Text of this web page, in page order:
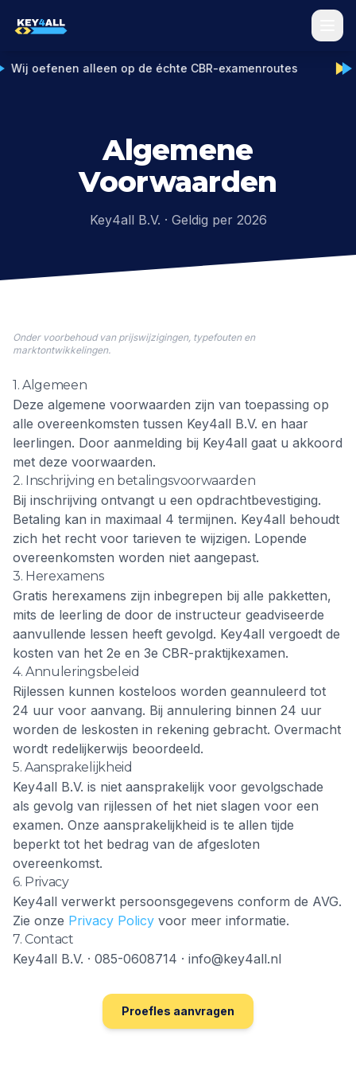
Lespakketten
Tips & Tricks
Wij oefenen alleen op de échte CBR-examenroutes
Algemene
Voorwaarden
Key4all B.V. · Geldig per 2026
Onder voorbehoud van prijswijzigingen, typefouten en
marktontwikkelingen.
1. Algemeen
Deze algemene voorwaarden zijn van toepassing op
alle overeenkomsten tussen Key4all B.V. en haar
leerlingen. Door aanmelding bij Key4all gaat u akkoord
met deze voorwaarden.
2. Inschrijving en betalingsvoorwaarden
Bij inschrijving ontvangt u een opdrachtbevestiging.
Betaling kan in maximaal 4 termijnen. Key4all behoudt
zich het recht voor tarieven te wijzigen. Lopende
overeenkomsten worden niet aangepast.
3. Herexamens
Gratis herexamens zijn inbegrepen bij alle pakketten,
mits de leerling de door de instructeur geadviseerde
aanvullende lessen heeft gevolgd. Key4all vergoedt de
kosten van het 2e en 3e CBR-praktijkexamen.
4. Annuleringsbeleid
Rijlessen kunnen kosteloos worden geannuleerd tot
24 uur voor aanvang. Bij annulering binnen 24 uur
worden de leskosten in rekening gebracht. Overmacht
wordt redelijkerwijs beoordeeld.
5. Aansprakelijkheid
Key4all B.V. is niet aansprakelijk voor gevolgschade
als gevolg van rijlessen of het niet slagen voor een
examen. Onze aansprakelijkheid is te allen tijde
beperkt tot het bedrag van de afgesloten
overeenkomst.
6. Privacy
Key4all verwerkt persoonsgegevens conform de AVG.
Zie onze Privacy Policy voor meer informatie.
7. Contact
Key4all B.V. · 085-0608714 · info@key4all.nl
Proefles aanvragen